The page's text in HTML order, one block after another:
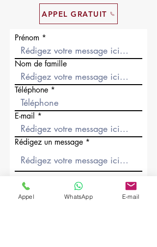
APPEL GRATUIT
Prénom
Nom de famille
Téléphone
E-mail
Rédigez un message
Société
Appel WhatsApp E-mail